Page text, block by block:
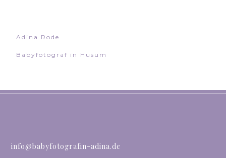
Adina Rode
Babyfotograf in Husum
info@babyfotografin-adina.de